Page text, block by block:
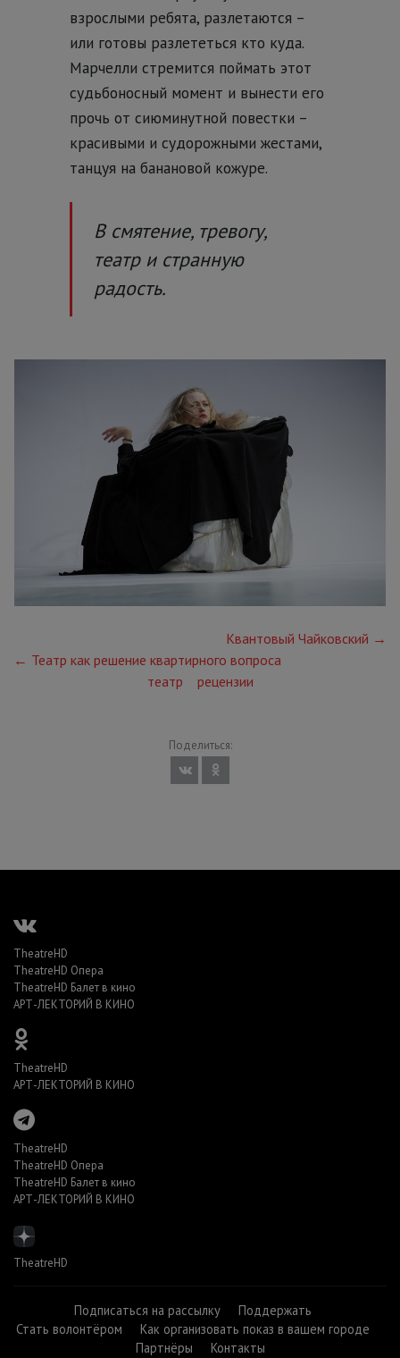
взрослыми ребята, разлетаются –
или готовы разлететься кто куда.
Марчелли стремится поймать этот
судьбоносный момент и вынести его
прочь от сиюминутной повестки –
красивыми и судорожными жестами,
танцуя на банановой кожуре.
В смятение, тревогу,
театр и странную
радость.
Квантовый Чайковский →
← Театр как решение квартирного вопроса
театр
рецензии
Поделиться:
TheatreHD
TheatreHD Опера
TheatreHD Балет в кино
АРТ-ЛЕКТОРИЙ В КИНО
TheatreHD
АРТ-ЛЕКТОРИЙ В КИНО
TheatreHD
TheatreHD Опера
TheatreHD Балет в кино
АРТ-ЛЕКТОРИЙ В КИНО
TheatreHD
Подписаться на рассылку
Поддержать
Стать волонтёром
Как организовать показ в вашем городе
Партнёры
Контакты